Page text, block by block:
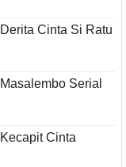
Cinta Si Ratu
Serial
Cinta